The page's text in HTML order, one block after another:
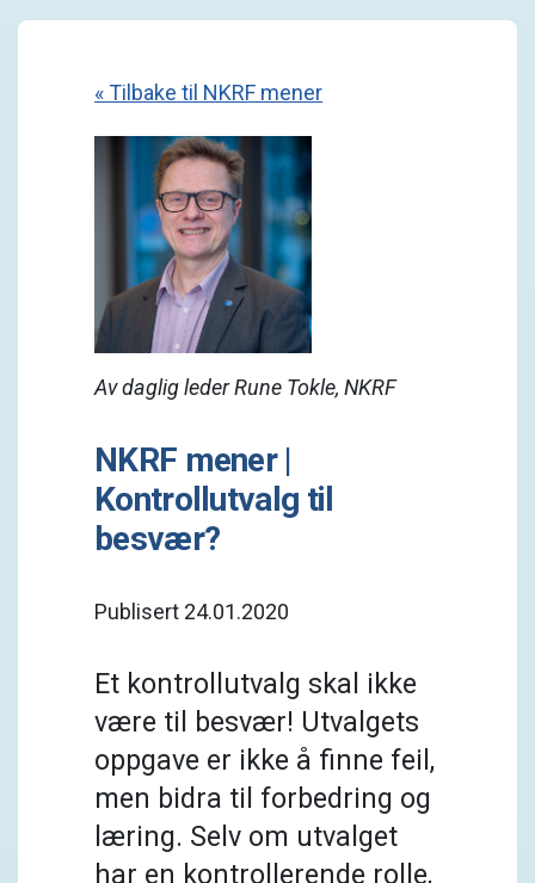
« Tilbake til NKRF mener
Av daglig leder Rune Tokle, NKRF
NKRF mener |
Kontrollutvalg til
besvær?
Publisert 24.01.2020
Et kontrollutvalg skal ikke
være til besvær! Utvalgets
oppgave er ikke å finne feil,
men bidra til forbedring og
læring. Selv om utvalget
har en kontrollerende rolle,